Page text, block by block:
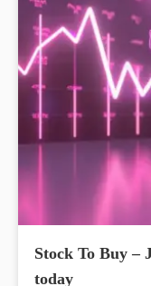
Stock To Buy –